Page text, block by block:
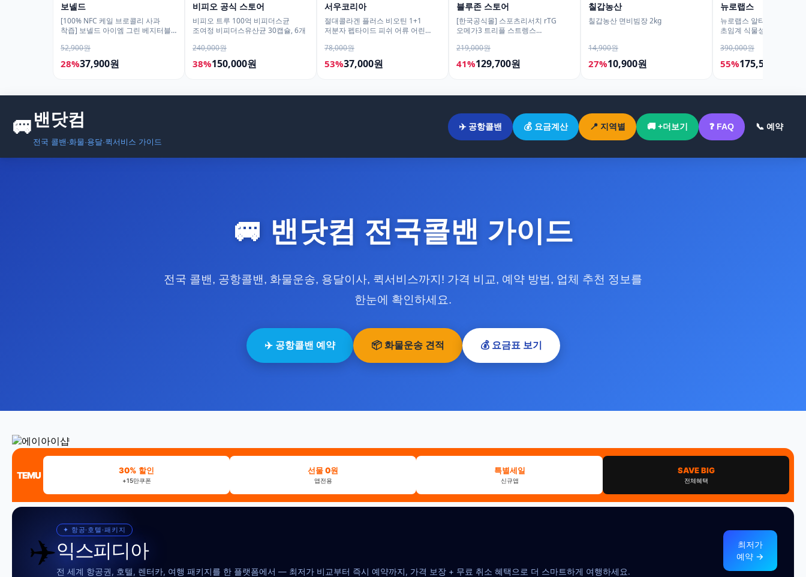
보넬드
[100% NFC 케일 브로콜리 사과
착즙] 보넬드 아이엠 그린 베지터블,
52,900원
28%37,900원
비피오 공식 스토어
비피오 트루 100억 비피더스균
조여정 비피더스유산균 30캡슐, 6개
240,000원
38%150,000원
서우코리아
절대콜라겐 플러스 비오틴 1+1
저분자 펩타이드 피쉬 어류 어린
78,000원
53%37,000원
블루존 스토어
[한국공식몰] 스포츠리서치 rTG
오메가3 트리플 스트렝스
219,000원
41%129,700원
칠갑농산
칠갑농산 면비빔장 2kg
14,900원
27%10,900원
뉴로랩스
뉴로랩스 알티지 오메가3
초임계 식물성 오메가쓰리
390,000원
55%175,500원
🚐밴닷컴
전국 콜밴·화물·용달·퀵서비스 가이드
✈️ 공항콜밴 💰 요금계산 📍 지역별 🚚 +더보기 ❓ FAQ 📞 예약
🚐 밴닷컴 전국콜밴 가이드
전국 콜밴, 공항콜밴, 화물운송, 용달이사, 퀵서비스까지! 가격 비교, 예약 방법, 업체 추천 정보를
한눈에 확인하세요.
✈️ 공항콜밴 예약 📦 화물운송 견적 💰 요금표 보기
TEMU 30% 할인
+15만쿠폰
선물 0원
앱전용
특별세일
신규앱
SAVE BIG
전체혜택
✈️
✦ 항공·호텔·패키지
익스피디아
전 세계 항공권, 호텔, 렌터카, 여행 패키지를 한 플랫폼에서 — 최저가 비교부터 즉시 예약까지, 가격 보장 + 무료 취소 혜택으로 더 스마트하게 여행하세요.
최저가
예약 →